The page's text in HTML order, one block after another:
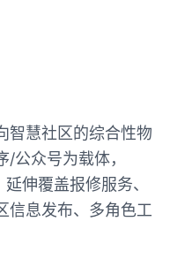
智慧社区的综合性物
公众号为载体，
伸覆盖报修服务、
信息发布、多角色工